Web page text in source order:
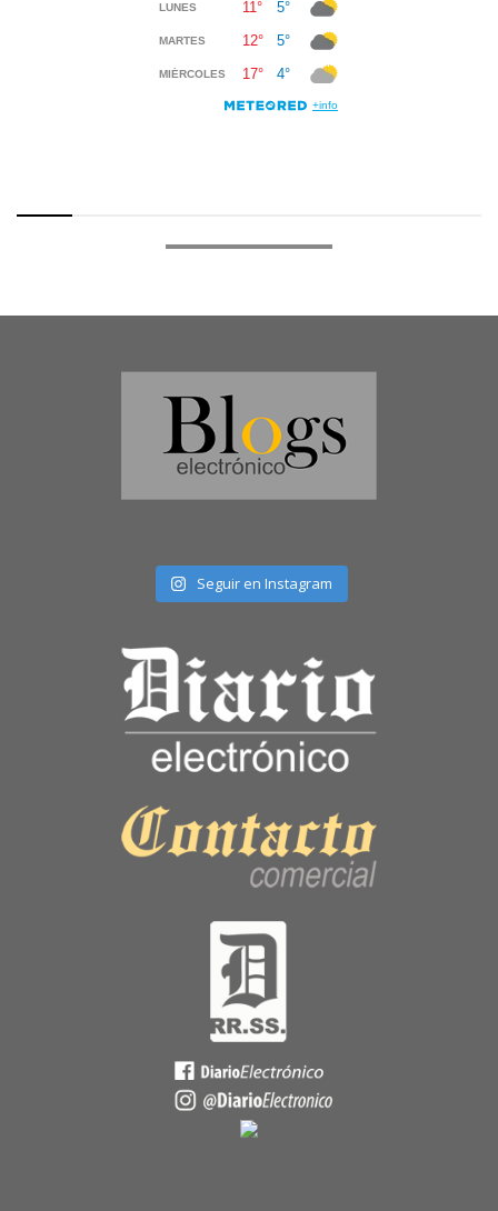
Seguir en Instagram